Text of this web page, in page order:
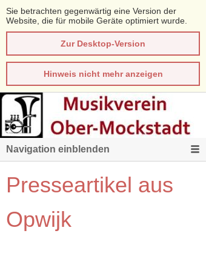
Sie betrachten gegenwärtig eine Version der
Website, die für mobile Geräte optimiert wurde.
Zur Desktop-Version
Hinweis nicht mehr anzeigen
Navigation einblenden
Presseartikel aus
Opwijk